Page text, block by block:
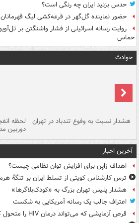
حدس بزنید ایران چه رنگی است؟
حضور نماینده گل‌گهر در قرعه‌کشی لیگ قهرمانان
روایت رسانه اسرائیلی از فشار واشنگتن بر
حماس
حوادث
هشدار نسبت به وفوع تندباد در تهران
دوربین
آخرین اخبار
اهداف ژاپن برای افزایش توان نظامی چیست؟
ترس کارشناس کویتی از تسلط ایران بر تنگۀ
هشدار پلیس تهران بزرگ به «کودک‌بلاگرها»
اعتراف جالب یک رسانه آمریکایی به شکست
قرص آزمایشی که می‌تواند درمان HIV را متحول کند